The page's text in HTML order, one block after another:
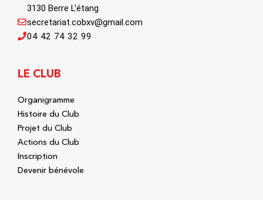
3130 Berre L'étang
04 42 74 32 99
secretariat.cobxv@gmail.com
LE CLUB
Organigramme
Histoire du Club
Projet du Club
Actions du Club
Inscription
Devenir bénévole